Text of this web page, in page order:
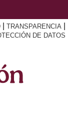
TRANSPARENCIA
DE DATOS